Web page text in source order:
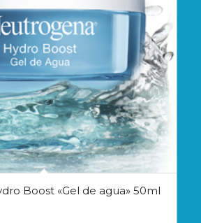
Boost «Gel de agua» 50ml